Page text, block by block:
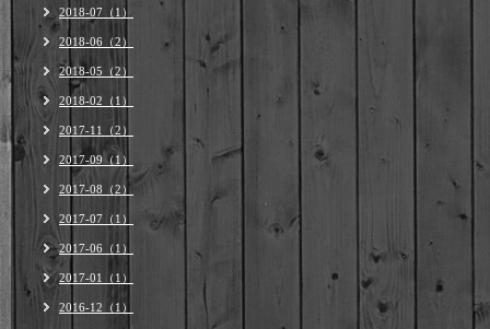
2018-07（1）
2018-06（2）
2018-05（2）
2018-02（1）
2017-11（2）
2017-09（1）
2017-08（2）
2017-07（1）
2017-06（1）
2017-01（1）
2016-12（1）